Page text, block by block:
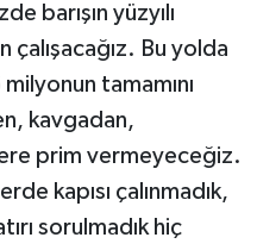
barışın yüzyılı
çalışacağız. Bu yolda
tamamını
kavgadan,
prim vermeyeceğiz.
kapısı çalınmadık,
sorulmadık hiç